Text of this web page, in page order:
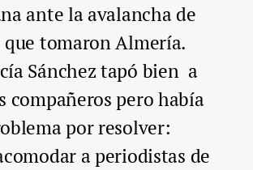
ante la avalancha de
tomaron Almería.
Sánchez tapó bien a
compañeros pero había
por resolver:
a periodistas de